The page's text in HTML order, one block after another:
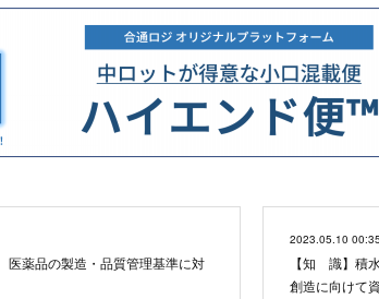
薬品の製造・品質管理基準に対
2023.05.10 00:35
【知 識】積
創造に向けて